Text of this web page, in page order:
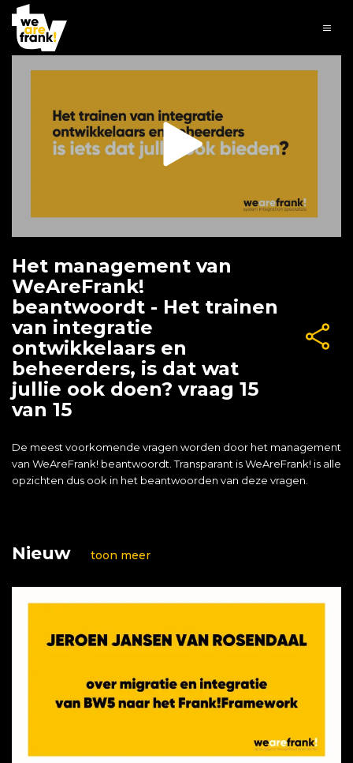
Het management van
WeAreFrank!
beantwoordt - Het trainen
van integratie
ontwikkelaars en
beheerders, is dat wat
jullie ook doen? vraag 15
van 15
De meest voorkomende vragen worden door het management
van WeAreFrank! beantwoordt. Transparant is WeAreFrank! is alle
opzichten dus ook in het beantwoorden van deze vragen.
Nieuw toon meer